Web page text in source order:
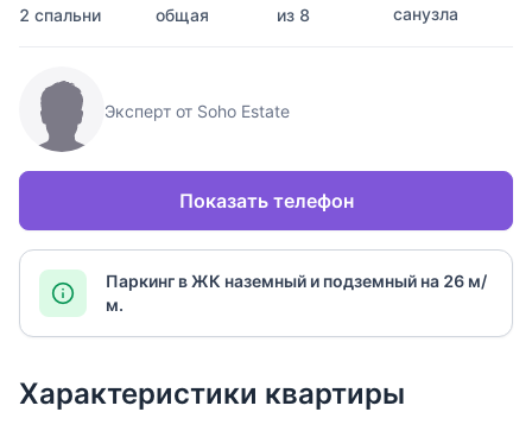
2 спальни
общая
из 8
санузла
Эксперт от Soho Estate
Показать телефон
Паркинг в ЖК наземный и подземный на 26 м/
м.
Характеристики квартиры